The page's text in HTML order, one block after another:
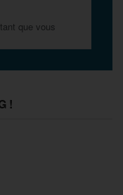
que vous
!